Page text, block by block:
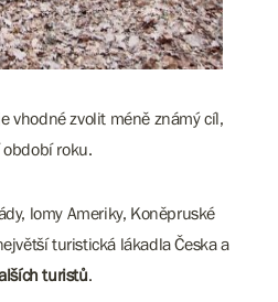
vhodné zvolit méně známý cíl,
roku.
lomy Ameriky, Koněpruské
turistická lákadla Česka a
turistů.